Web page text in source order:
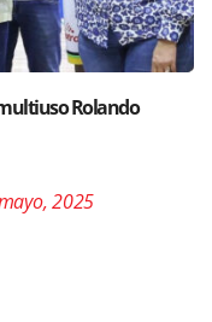
del Ministro de
RED 26 mayo,